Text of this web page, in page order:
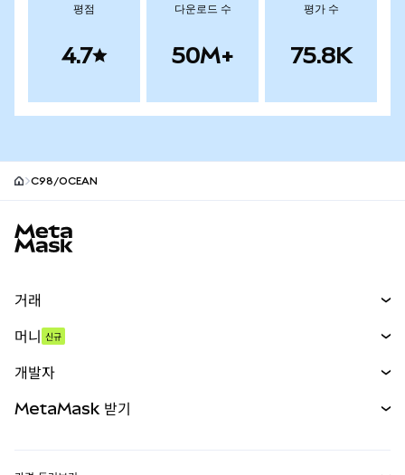
평점
4.7
다운로드 수
50M+
평가 수
75.8K
C98/OCEAN
거래
무기한 선물
실물자산
머니 신규
개발자
MetaMask 받기